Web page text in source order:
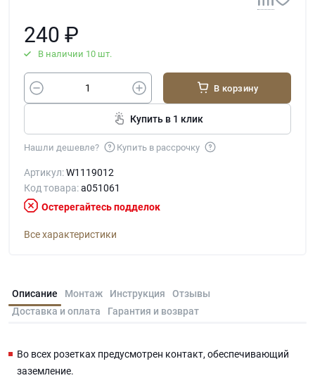
240 ₽
В наличии 10 шт.
В корзину
Купить в 1 клик
Нашли дешевле? Купить в рассрочку
Артикул:W1119012
Код товара:a051061
Остерегайтесь подделок
Все характеристики
Описание Монтаж Инструкция
Отзывы
Доставка и оплата
Гарантия и возврат
Во всех розетках предусмотрен контакт, обеспечивающий
заземление.